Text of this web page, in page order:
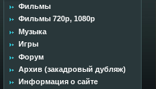
Фильмы
Фильмы 720p, 1080p
Музыка
Игры
Форум
Архив (закадровый дубляж)
Информация о сайте